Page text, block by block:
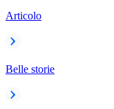
Articolo
Belle storie